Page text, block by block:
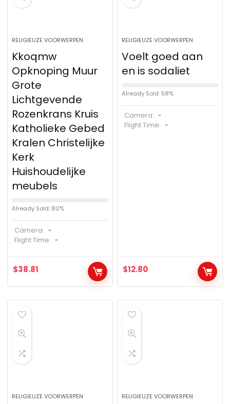
RELIGIEUZE VOORWERPEN
Kkoqmw
Opknoping Muur
Grote
Lichtgevende
Rozenkrans Kruis
Katholieke Gebed
Kralen Christelijke
Kerk
Huishoudelijke
meubels
Already Sold: 80%
Camera: -
Flight Time: -
$38.81
RELIGIEUZE VOORWERPEN
Voelt goed aan
en is sodaliet
Already Sold: 58%
Camera: -
Flight Time: -
$12.80
RELIGIEUZE VOORWERPEN RELIGIEUZE VOORWERPEN